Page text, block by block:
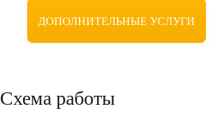
ДОПОЛНИТЕЛЬНЫЕ УСЛУГИ
Схема работы